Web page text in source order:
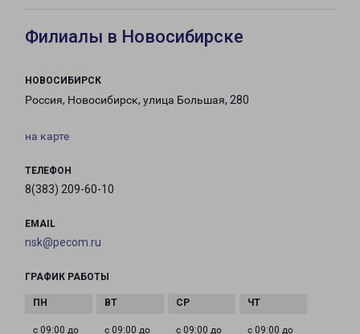
Филиалы в Новосибирске
НОВОСИБИРСК
Россия, Новосибирск, улица Большая, 280
на карте
ТЕЛЕФОН
8(383) 209-60-10
EMAIL
nsk@pecom.ru
ГРАФИК РАБОТЫ
с 09:00 до
с 09:00 до
с 09:00 до
с 09:00 до